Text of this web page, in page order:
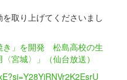
を取り上げてくださいまし
き」を開発 松島高校の生
宮城〉」（仙台放送）